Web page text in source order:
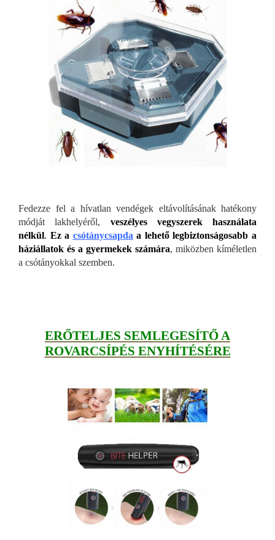
Fedezze fel a hívatlan vendégek eltávolításának hatékony
módját lakhelyéről, veszélyes vegyszerek használata
nélkül. Ez a csótánycsapdaa lehető legbiztonságosabb a
háziállatok és a gyermekek számára, miközben kíméletlen
a csótányokkal szemben.
ERŐTELJES SEMLEGESÍTŐ A
ROVARCSÍPÉS ENYHÍTÉSÉRE